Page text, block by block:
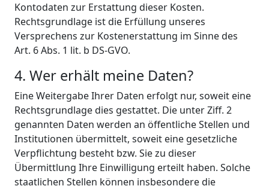
Kontodaten zur Erstattung dieser Kosten.
Rechtsgrundlage ist die Erfüllung unseres
Versprechens zur Kostenerstattung im Sinne des
Art. 6 Abs. 1 lit. b DS-GVO.
4. Wer erhält meine Daten?
Eine Weitergabe Ihrer Daten erfolgt nur, soweit eine
Rechtsgrundlage dies gestattet. Die unter Ziff. 2
genannten Daten werden an öffentliche Stellen und
Institutionen übermittelt, soweit eine gesetzliche
Verpflichtung besteht bzw. Sie zu dieser
Übermittlung Ihre Einwilligung erteilt haben. Solche
staatlichen Stellen können insbesondere die